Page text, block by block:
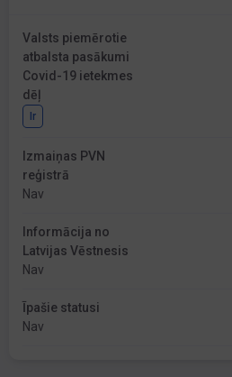
Valsts piemērotie
atbalsta pasākumi
Covid-19 ietekmes
dēļ
Ir
Izmaiņas PVN
reģistrā
Nav
Informācija no
Latvijas Vēstnesis
Nav
Īpašie statusi
Nav